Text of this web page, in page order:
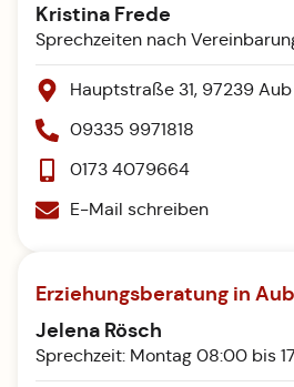
Kristina Frede
Sprechzeiten nach
Hauptstraße 31, 97239 Aub
09335 9971818
0173 4079664
E-Mail schreiben
Erziehungsberatung in Aub
Jelena Rösch
Sprechzeit: Montag 08:00 bis